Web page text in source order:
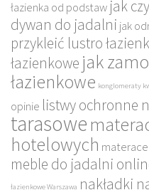
łazienka od podstaw jak
dywan do jadalni jak
przykleić lustro
łazienkowe jak
łazienkowe konglomeraty
opinie listwy ochronne
tarasowe
hotelowych materace
meble do jadalni
łazienkowe Warszawa nakładki